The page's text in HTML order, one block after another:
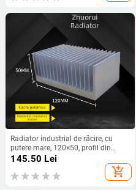
Radiator industrial de răcire, cu
putere mare, 120×50, profil din
aluminiu, aripioare de răcire cu
145.50 Lei
add_shopping_cart